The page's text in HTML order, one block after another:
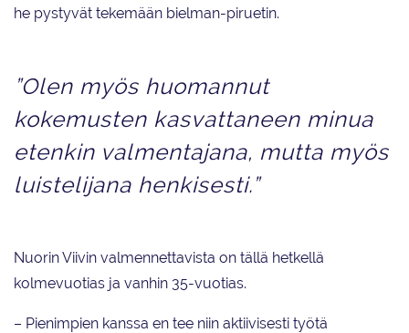
he pystyvät tekemään bielman-piruetin.
”Olen myös huomannut
kokemusten kasvattaneen minua
etenkin valmentajana, mutta myös
luistelijana henkisesti.”
Nuorin Viivin valmennettavista on tällä hetkellä
kolmevuotias ja vanhin 35-vuotias.
– Pienimpien kanssa en tee niin aktiivisesti työtä